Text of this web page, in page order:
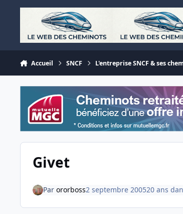
Aller au contenu
Accueil SNCF L'entreprise SNCF & ses
Givet
Par ororboss2 septembre 200520 ans